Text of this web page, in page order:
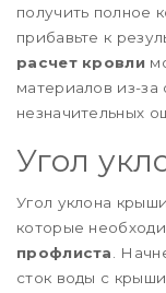
получить полное
прибавьте к
расчет кровли
материалов из-за
незначительных
Угол
Угол уклона
которые
профлиста
.
сток воды с